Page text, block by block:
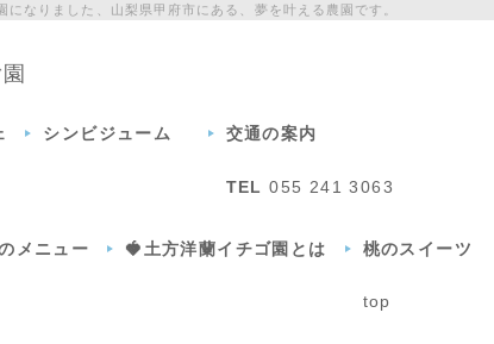
なりました、山梨県甲府市にある、夢を叶える農園です。
シンビジューム 交通の案内
TEL 055 241 3063
メニュー 🍓土方洋蘭イチゴ園とは 桃のスイーツ
top